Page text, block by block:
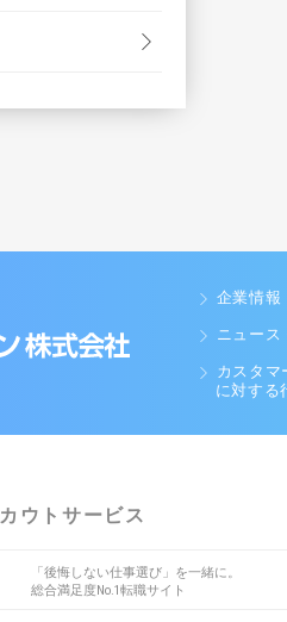
企業情報
ニュース
カスタマ
に対する
ウトサービス
「後悔しない仕事選び」を一緒に。
総合満足度No.1転職サイト